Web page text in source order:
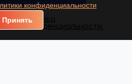
Политика
конфиденциальности.
конфиденциальности
Принять